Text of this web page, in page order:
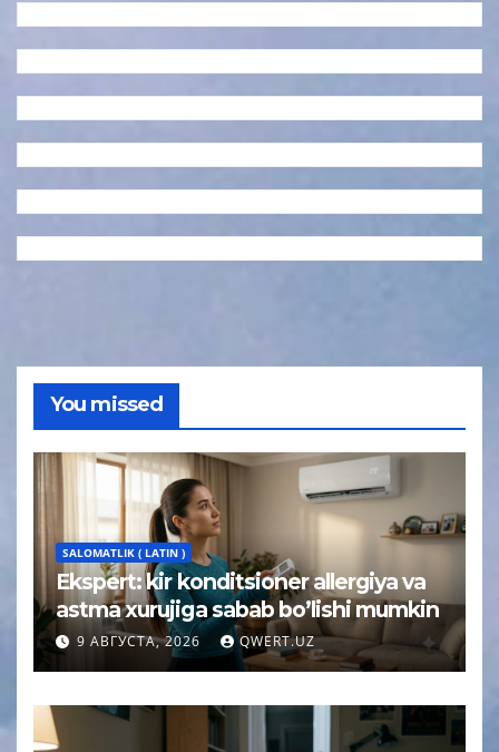
You missed
SALOMATLIK ( LATIN )
Ekspert: kir konditsioner allergiya va
astma xurujiga sabab bo’lishi mumkin
9 АВГУСТА, 2026 QWERT.UZ